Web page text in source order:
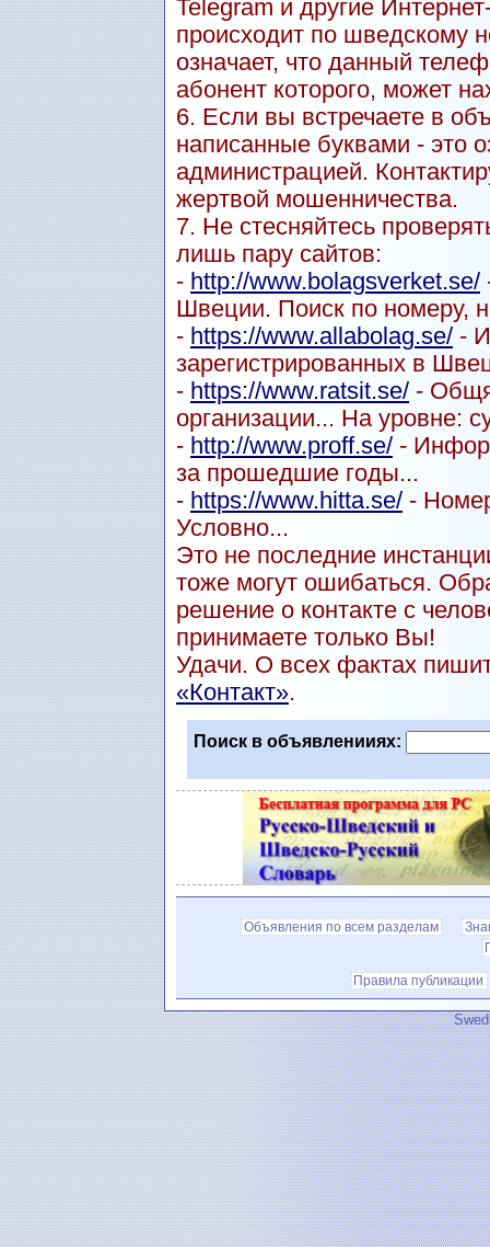
Telegram и другие
происходит по шведскому
означает, что данный
абонент которого, может
6. Если вы встречаете в
написанные буквами - это
администрацией.
жертвой мошенничества.
7. Не стесняйтесь
лишь пару сайтов:
- http://www.bolagsverket.se/
Швеции. Поиск по номеру,
- https://www.allabolag.se/ -
зарегистрированных в
- https://www.ratsit.se/ -
организации... На уровне:
- http://www.proff.se/ -
за прошедшие годы...
- https://www.hitta.se/ -
Условно...
Это не последние
тоже могут ошибаться.
решение о контакте с
принимаете только Вы!
Удачи. О всех фактах
«Контакт».
Поиск в объявленииях:
Объявления по всем разделам
Правила публикации